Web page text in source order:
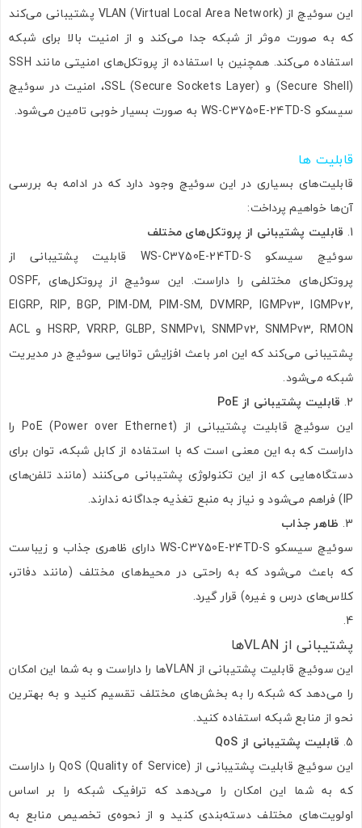
این سوئیچ از VLAN (Virtual Local Area Network) پشتیبانی می‌کند
که به صورت موثر از شبکه جدا می‌کند و از امنیت بالا برای شبکه
استفاده می‌کند. همچنین با استفاده از پروتکل‌های امنیتی مانند SSH
(Secure Shell) و SSL (Secure Sockets Layer)، امنیت در سوئیچ
سیسکو WS-C3750E-24TD-S به صورت بسیار خوبی تامین می‌شود.
قابلیت ها
قابلیت‌های بسیاری در این سوئیچ وجود دارد که در ادامه به بررسی
آن‌ها خواهیم پرداخت:
قابلیت پشتیبانی از پروتکل‌های مختلف
سوئیچ سیسکو WS-C3750E-24TD-S قابلیت پشتیبانی از
پروتکل‌های مختلفی را داراست. این سوئیچ از پروتکل‌های OSPF,
EIGRP, RIP, BGP, PIM-DM, PIM-SM, DVMRP, IGMPv3, IGMPv2,
HSRP, VRRP, GLBP, SNMPv1, SNMPv2, SNMPv3, RMON و ACL
پشتیبانی می‌کند که این امر باعث افزایش توانایی سوئیچ در مدیریت
شبکه می‌شود.
قابلیت پشتیبانی از PoE
این سوئیچ قابلیت پشتیبانی از PoE (Power over Ethernet) را
داراست که به این معنی است که با استفاده از کابل شبکه، توان برای
دستگاه‌هایی که از این تکنولوژی پشتیبانی می‌کنند (مانند تلفن‌های
IP) فراهم می‌شود و نیاز به منبع تغذیه جداگانه ندارند.
ظاهر جذاب
سوئیچ سیسکو WS-C3750E-24TD-S دارای ظاهری جذاب و زیباست
که باعث می‌شود که به راحتی در محیط‌های مختلف (مانند دفاتر،
کلاس‌های درس و غیره) قرار گیرد.
پشتیبانی از VLAN‌ها
این سوئیچ قابلیت پشتیبانی از VLAN‌ها را داراست و به شما این امکان
را می‌دهد که شبکه را به بخش‌های مختلف تقسیم کنید و به بهترین
نحو از منابع شبکه استفاده کنید.
قابلیت پشتیبانی از QoS
این سوئیچ قابلیت پشتیبانی از QoS (Quality of Service) را داراست
که به شما این امکان را می‌دهد که ترافیک شبکه را بر اساس
اولویت‌های مختلف دسته‌بندی کنید و از نحوه‌ی تخصیص منابع به